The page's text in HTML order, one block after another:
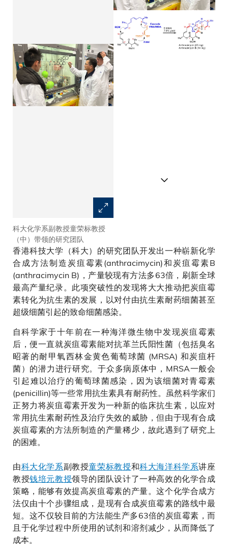
科大化学系副教授童荣标教授
（中）带领的研究团队
香港科技大学（科大）的研究团队开发出一种崭新化学
合成方法制造炭疽霉素(anthracimycin)和炭疽霉素B
(anthracimycin B)，产量较现有方法多63倍，刷新全球
最高产量纪录。此项突破性的发现将大大推动把炭疽霉
素转化为抗生素的发展，以对付由抗生素耐药细菌甚至
超级细菌引起的致命细菌感染。
自科学家于十年前在一种海洋微生物中发现炭疽霉素
后，便一直就炭疽霉素能对抗革兰氏阳性菌（包括臭名
昭著的耐甲氧西林金黄色葡萄球菌 (MRSA) 和炭疽杆
菌）的潜力进行研究。于众多病原体中，MRSA一般会
引起难以治疗的葡萄球菌感染，因为该细菌对青霉素
(penicillin)等一些常用抗生素具有耐药性。虽然科学家们
正努力将炭疽霉素开发为一种新的临床抗生素，以应对
常用抗生素耐药性及治疗失效的威胁，但由于现有合成
炭疽霉素的方法所制造的产量稀少，故此遇到了研究上
的困难。
由科大化学系副教授童荣标教授和科大海洋科学系讲座
教授钱培元教授领导的团队设计了一种高效的化学合成
策略，能够有效提高炭疽霉素的产量。这个化学合成方
法仅由十个步骤组成，是现有合成炭疽霉素的路线中最
短。这不仅较目前的方法能生产多63倍的炭疽霉素，而
且于化学过程中所使用的试剂和溶剂减少，从而降低了
成本。